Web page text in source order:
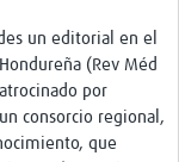
un editorial en el
(Rev Méd
por
consorcio regional,
que